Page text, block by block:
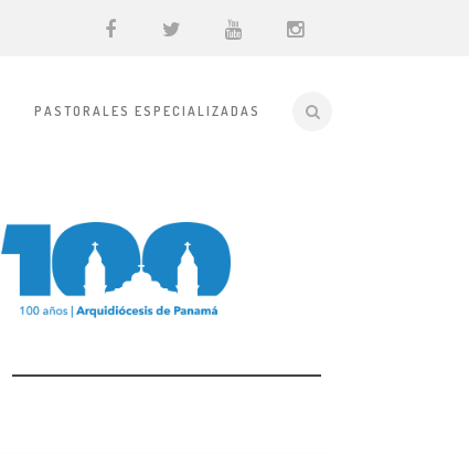
PASTORALES ESPECIALIZADAS